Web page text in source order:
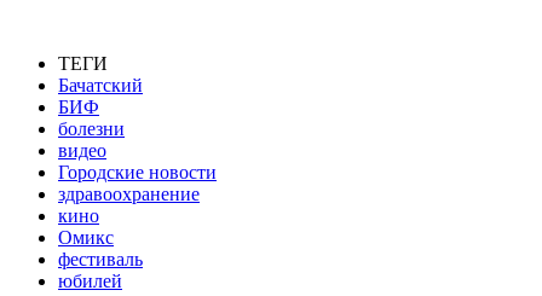
ТЕГИ
Бачатский
БИФ
болезни
видео
Городские новости
здравоохранение
кино
Омикс
фестиваль
юбилей